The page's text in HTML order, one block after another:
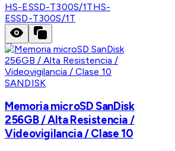
HS-ESSD-T300S/1THS-
ESSD-T300S/1T
SANDISK
Memoria microSD SanDisk
256GB / Alta Resistencia /
Videovigilancia / Clase 10